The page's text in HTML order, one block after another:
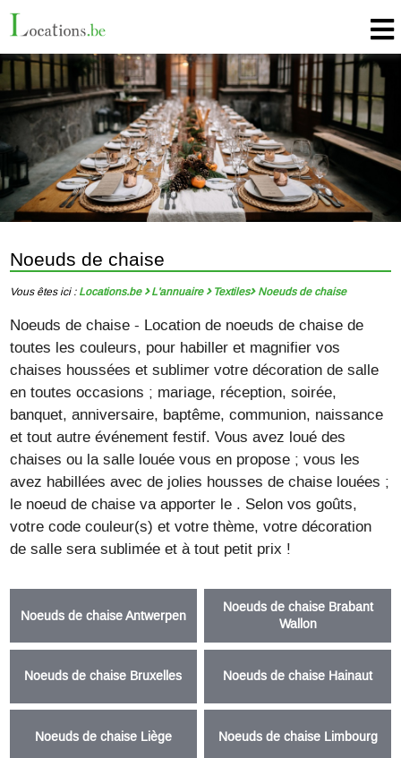
Noeuds de chaise
Vous êtes ici : Locations.be L'annuaire Textiles Noeuds de chaise
Noeuds de chaise - Location de noeuds de chaise de
toutes les couleurs, pour habiller et magnifier vos
chaises houssées et sublimer votre décoration de salle
en toutes occasions ; mariage, réception, soirée,
banquet, anniversaire, baptême, communion, naissance
et tout autre événement festif. Vous avez loué des
chaises ou la salle louée vous en propose ; vous les
avez habillées avec de jolies housses de chaise louées ;
le noeud de chaise va apporter le . Selon vos goûts,
votre code couleur(s) et votre thème, votre décoration
de salle sera sublimée et à tout petit prix !
Noeuds de chaise Antwerpen
Noeuds de chaise Brabant
Wallon
Noeuds de chaise Bruxelles Noeuds de chaise Hainaut
Noeuds de chaise Liège Noeuds de chaise Limbourg